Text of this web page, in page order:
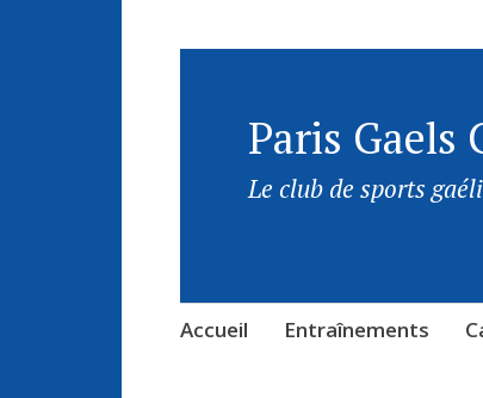
Paris Gaels
Le club de sports
Accueil Entraînements